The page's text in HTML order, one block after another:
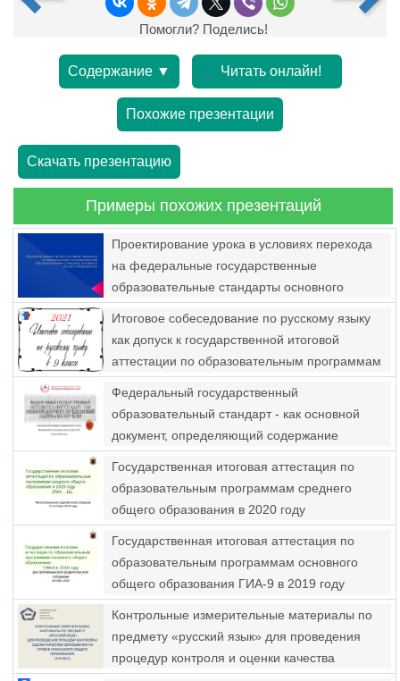
Помогли? Поделись!
Содержание ▼ Читать онлайн!
Похожие презентации
Скачать презентацию
Примеры похожих презентаций
Проектирование урока в условиях перехода
на федеральные государственные
образовательные стандарты основного
Итоговое собеседование по русскому языку
как допуск к государственной итоговой
аттестации по образовательным программам
Федеральный государственный
образовательный стандарт - как основной
документ, определяющий содержание
Государственная итоговая аттестация по
образовательным программам среднего
общего образования в 2020 году
Государственная итоговая аттестация по
образовательным программам основного
общего образования ГИА-9 в 2019 году
Контрольные измерительные материалы по
предмету «русский язык» для проведения
процедур контроля и оценки качества